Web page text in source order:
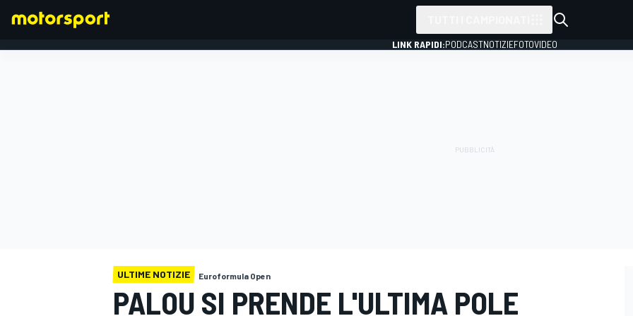
LINK RAPIDI:PODCASTNOTIZIEFOTOVIDEO
ULTIME NOTIZIE Euroformula Open
PALOU SI PRENDE L'ULTIMA POLE